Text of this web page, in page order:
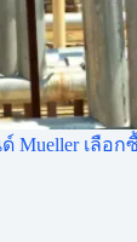
ด์ Mueller เลือ